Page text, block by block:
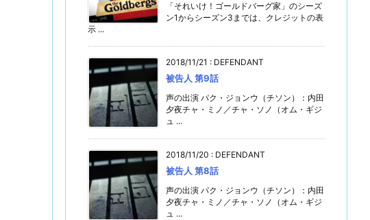
「それいけ！ゴールドバーグ家」のシーズ
ン1からシーズン3までは、クレジットの表
示 ...
2018/11/21 : DEFENDANT
被告人 第9話
声の出演 パク・ジョンウ（チソン）：内田
夕夜チャ・ミノ／チャ・ソノ（オム・ギジ
ュ ...
2018/11/20 : DEFENDANT
被告人 第8話
声の出演 パク・ジョンウ（チソン）：内田
夕夜チャ・ミノ／チャ・ソノ（オム・ギジ
ュ ...